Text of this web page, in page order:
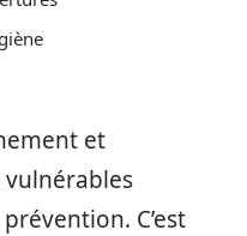
et
vulnérables
C’est